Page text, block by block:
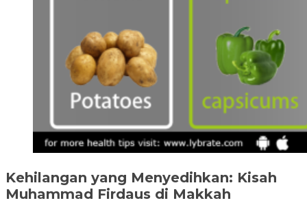
Kehilangan yang Menyedihkan: Kisah
Muhammad Firdaus di Makkah